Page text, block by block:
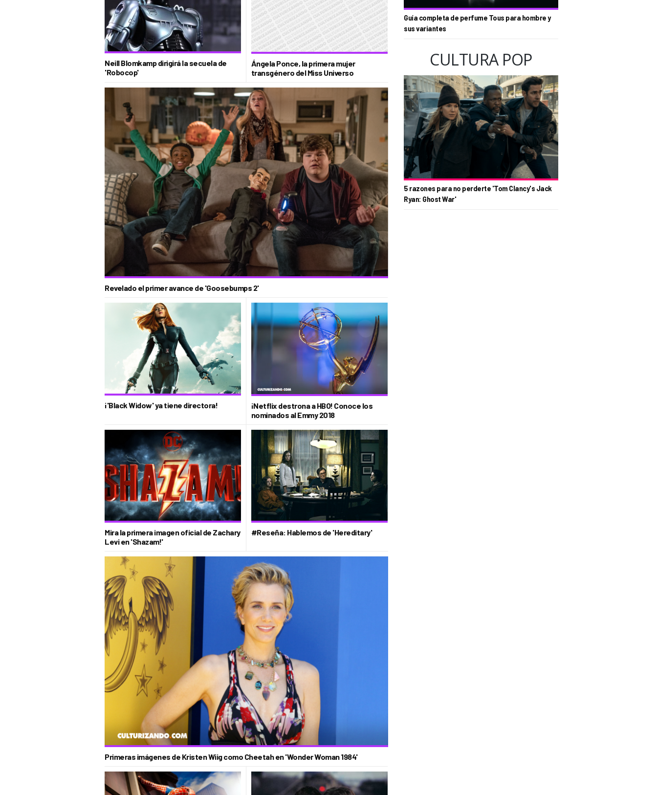
Neill Blomkamp dirigirá la secuela de
'Robocop'
Ángela Ponce, la primera mujer
transgénero del Miss Universo
Revelado el primer avance de 'Goosebumps 2'
¡'Black Widow' ya tiene directora!
¡Netflix destrona a HBO! Conoce los
nominados al Emmy 2018
Mira la primera imagen oficial de Zachary
Levi en 'Shazam!'
#Reseña: Hablemos de 'Hereditary'
Primeras imágenes de Kristen Wiig como Cheetah en 'Wonder Woman 1984'
Guía completa de perfume Tous para hombre y
sus variantes
CULTURA POP
5 razones para no perderte 'Tom Clancy's Jack
Ryan: Ghost War'